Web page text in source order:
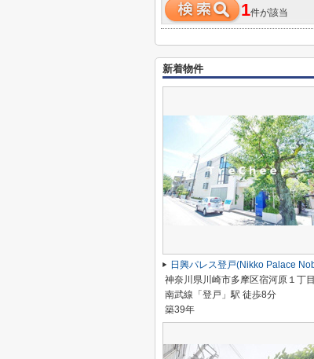
1件が該当
新着物件
神奈川県川崎市多摩区宿河原１丁目
南武線「登戸」駅 徒歩8分
築39年